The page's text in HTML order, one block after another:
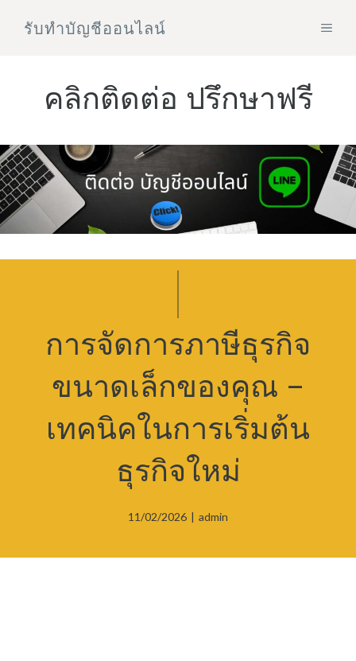
รับทําบัญชีออนไลน์
คลิกติดต่อ ปรึกษาฟรี
การจัดการภาษีธุรกิจ
ขนาดเล็กของคุณ –
เทคนิคในการเริ่มต้น
ธุรกิจใหม่
11/02/2026 | admin